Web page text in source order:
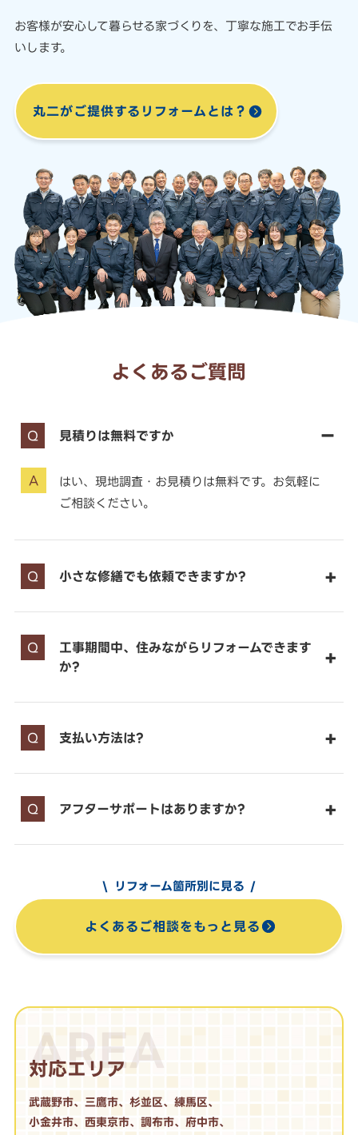
お客様が安心して暮らせる家づくりを、 丁寧な施工でお手伝
いします。
丸二がご提供する リフォームとは？
よくあるご質問
見積りは無料ですか
はい、現地調査・お見積りは無料です。お気軽に
ご相談ください。
小さな修繕でも依頼できますか?
工事期間中、住みながらリフォームできます
か?
支払い方法は?
アフターサポートはありますか?
リフォーム箇所別に見る
よくあるご相談をもっと見る
AREA
対応エリア
武蔵野市、三鷹市、杉並区、練馬区、
小金井市、西東京市、調布市、府中市、